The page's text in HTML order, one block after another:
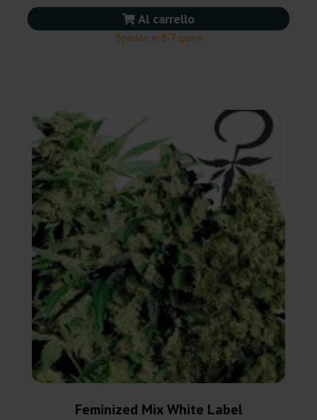
Al carrello
Spedito in 3-7 giorni
Feminized Mix White Label